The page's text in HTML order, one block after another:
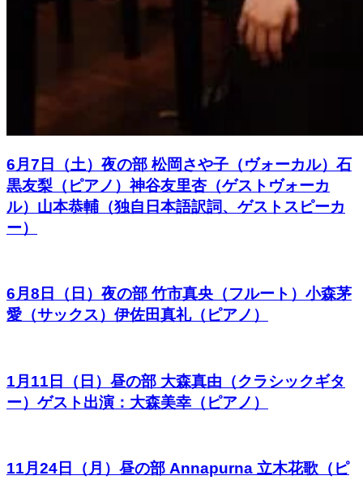
6月7日（土）夜の部 松岡さや子（ヴォーカル）石
黒友梨（ピアノ）神谷友里杏（ゲストヴォーカ
ル）山本恭輔（独自日本語訳詞、ゲストスピーカ
ー）
6月8日（日）夜の部 竹市真央（フルート）小森茅
愛（サックス）伊佐田真礼（ピアノ）
1月11日（日）昼の部 大森真由（クラシックギタ
ー）ゲスト出演：大森美幸（ピアノ）
11月24日（月）昼の部 Annapurna 立木花歌（ピ